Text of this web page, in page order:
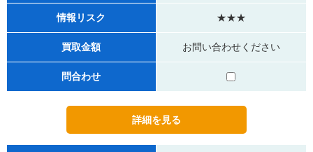
情報リスク ★★★
買取金額 お問い合わせください
問合わせ